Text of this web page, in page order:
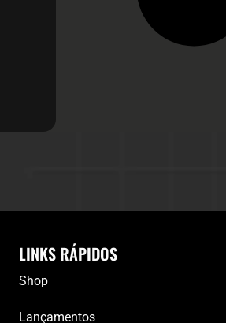
LINKS RÁPIDOS
Shop
Lançamentos